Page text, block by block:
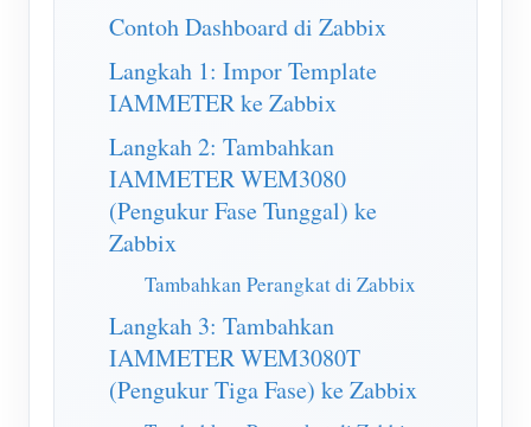
Aplikasi
Monitor Energi Sistem PV Surya
Monitor Penggunaan Listrik
Sistem Kontrol Pemanas PV
Otomasi Rumah
Pemantauan Energi Pabrik
Toko
Mulai Cepat Produk
Dokumen
Berita
Blog
Masyarakat
Pengembang
Program Hadiah
Kontak
Tentang kami
Contoh Dashboard di Zabbix
Langkah 1: Impor Template
IAMMETER ke Zabbix
Langkah 2: Tambahkan
IAMMETER WEM3080
(Pengukur Fase Tunggal) ke
Zabbix
Tambahkan Perangkat di Zabbix
Langkah 3: Tambahkan
IAMMETER WEM3080T
(Pengukur Tiga Fase) ke Zabbix